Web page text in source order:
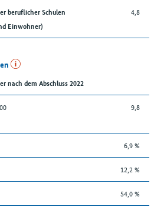
beruflicher Schulen
Einwohner)
4,8
nach dem Abschluss 2022
9,8
6,9 %
12,2 %
54,0 %